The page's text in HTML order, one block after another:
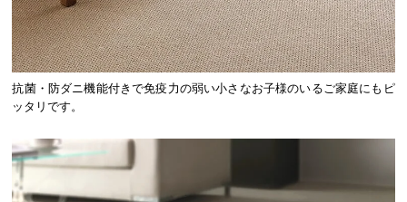
抗菌・防ダニ機能付きで免疫力の弱い小さなお子様のいるご家庭にもピ
ッタリです。